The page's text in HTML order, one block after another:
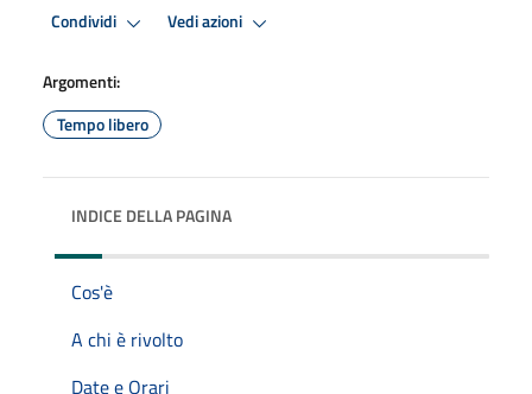
Condividi Vedi azioni
Argomenti:
Tempo libero
INDICE DELLA PAGINA
Cos'è
A chi è rivolto
Date e Orari